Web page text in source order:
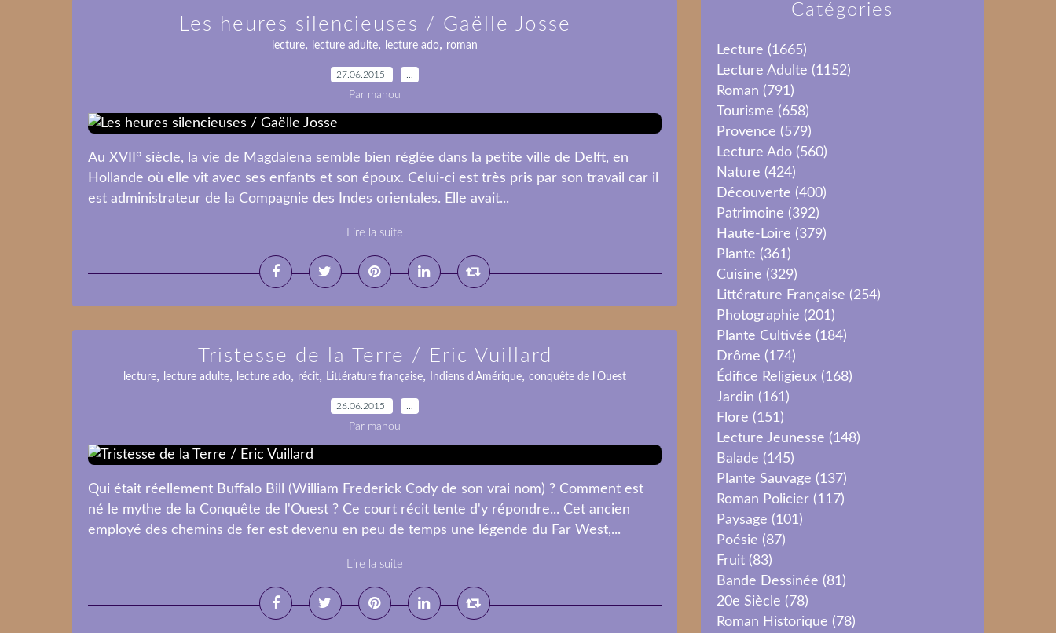
Les heures silencieuses / Gaëlle Josse
lecture, lecture adulte, lecture ado, roman
27.06.2015
Par manou
Au XVII° siècle, la vie de Magdalena semble bien réglée dans la petite ville de Delft, en
Hollande où elle vit avec ses enfants et son époux. Celui-ci est très pris par son travail car il
est administrateur de la Compagnie des Indes orientales. Elle avait...
Lire la suite
Tristesse de la Terre / Eric Vuillard
lecture, lecture adulte, lecture ado, récit, Littérature française, Indiens d'Amérique, conquête de l'Ouest
26.06.2015
Par manou
Qui était réellement Buffalo Bill (William Frederick Cody de son vrai nom) ? Comment est
né le mythe de la Conquête de l'Ouest ? Ce court récit tente d'y répondre... Cet ancien
employé des chemins de fer est devenu en peu de temps une légende du Far West,...
Lire la suite
Catégories
Lecture (1665)
Lecture Adulte (1152)
Roman (791)
Tourisme (658)
Provence (579)
Lecture Ado (560)
Nature (424)
Découverte (400)
Patrimoine (392)
Haute-Loire (379)
Plante (361)
Cuisine (329)
Littérature Française (254)
Photographie (201)
Plante Cultivée (184)
Drôme (174)
Édifice Religieux (168)
Jardin (161)
Flore (151)
Lecture Jeunesse (148)
Balade (145)
Plante Sauvage (137)
Roman Policier (117)
Paysage (101)
Poésie (87)
Fruit (83)
Bande Dessinée (81)
20e Siècle (78)
Roman Historique (78)